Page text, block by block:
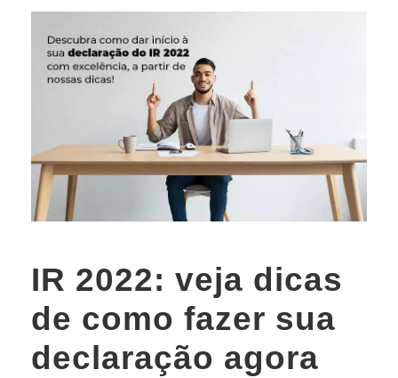
IR 2022: veja dicas
de como fazer sua
declaração agora